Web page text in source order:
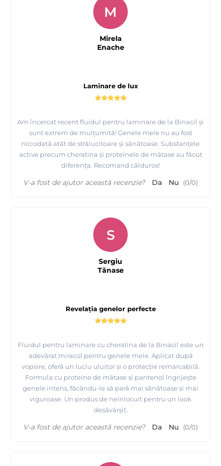
Laminare de lux
Am încercat recent fluidul pentru laminare de la Binacil și
sunt extrem de mulțumită! Genele mele nu au fost
niciodată atât de strălucitoare și sănătoase. Substanțele
active precum cheratina și proteinele de mătase au făcut
diferența. Recomand călduros!
M
Mirela
Enache
V-a fost de ajutor această recenzie? Da Nu (0/0)
Revelația genelor perfecte
Fluidul pentru laminare cu cheratina de la Binacil este un
adevărat miracol pentru genele mele. Aplicat după
vopsire, oferă un luciu uluitor și o protecție remarcabilă.
Formula cu proteine de mătase și pantenol îngrijește
genele intens, făcându-le să pară mai sănătoase și mai
viguroase. Un produs de neînlocuit pentru un look
desăvârșit.
S
Sergiu
Tănase
V-a fost de ajutor această recenzie? Da Nu (0/0)